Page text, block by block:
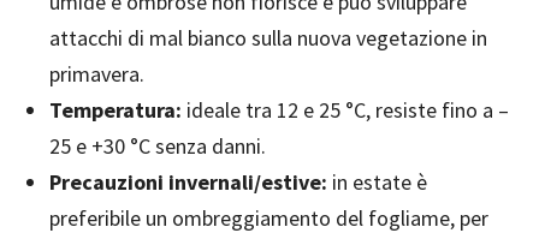
attacchi di mal bianco sulla nuova vegetazione in
primavera.
Temperatura: ideale tra 12 e 25 °C, resiste fino a –
25 e +30 °C senza danni.
Precauzioni invernali/estive: in estate è
preferibile un ombreggiamento del fogliame, per